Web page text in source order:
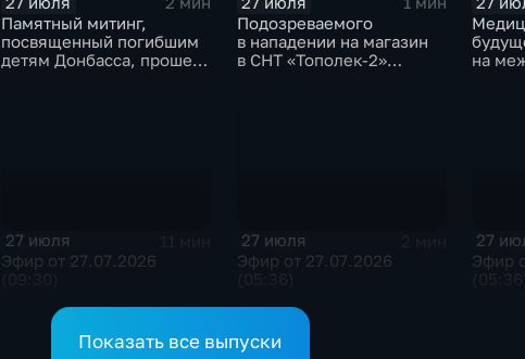
Памятный митинг,
посвященный погибшим
детям Донбасса, прошел
Подозреваемого
в нападении на магазин
в СНТ «Тополек-2»
на
27 июля
Эфир от 27.07.2026
27 июля
Эфир от 27.07.2026
27
Эфир
Показать все выпуски